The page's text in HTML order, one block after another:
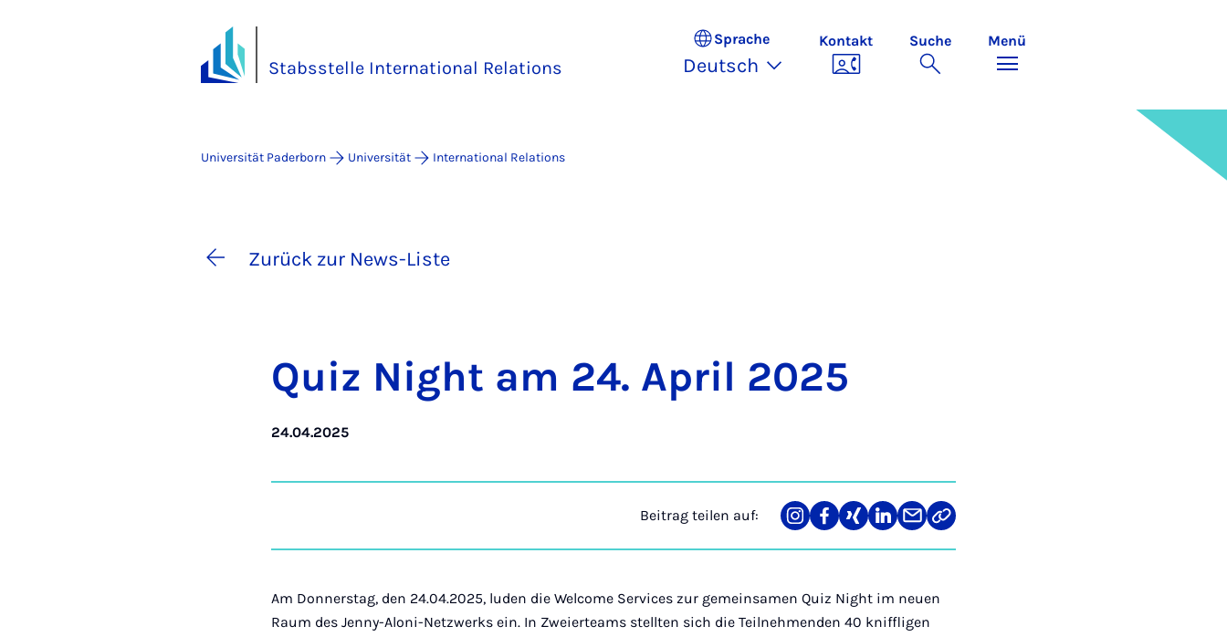
Stabsstelle International Relations
Sprache
Deutsch
Kontakt Suche Menü
Universität Paderborn Universität International Relations
Zurück zur News-Liste
Quiz Night am 24. April 2025
24.04.2025
Beitrag teilen auf:
Teilen
auf
Teilen
auf
Teilen
auf
Teilen
auf
Teilen
über
Link
kopieren
Am Donnerstag, den 24.04.2025, luden die Welcome Services zur gemeinsamen Quiz Night im neuen
Raum des Jenny-Aloni-Netzwerks ein. In Zweierteams stellten sich die Teilnehmenden 40 kniffligen